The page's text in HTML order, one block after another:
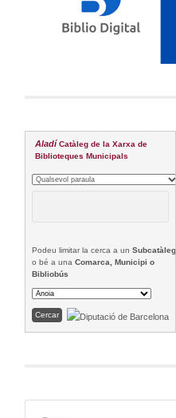
Aladí Catàleg de la Xarxa de
Biblioteques Municipals
Podeu limitar la cerca a unSubcatàleg
o bé a unaComarca, Municipi o
Bibliobús